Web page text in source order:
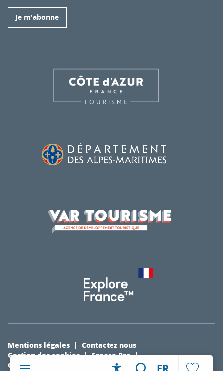
FR
Je m'abonne
Mentions légales
Contactez nous
Gestion des cookies
Espace Pro
Organiser un évènement
La boutique